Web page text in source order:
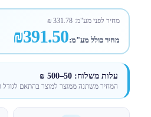
מחיר לפני מע"מ:331.78
₪
מחיר כולל מע"מ:₪391.50
עלות משלוח: 50–500 ₪
המחיר משתנה ממוצר למוצר בהתאם לגודל